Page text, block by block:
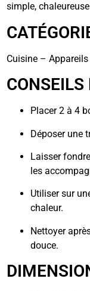
simple,
Cuisine –
CONSEILS
Placer 2 à 4
Déposer une
Laisser
les
Utiliser sur
chaleur.
Nettoyer
douce.